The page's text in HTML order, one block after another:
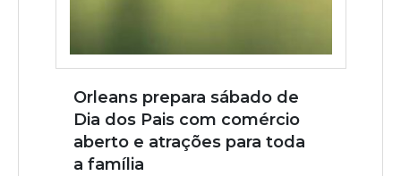
Orleans prepara sábado de
Dia dos Pais com comércio
aberto e atrações para toda
a família